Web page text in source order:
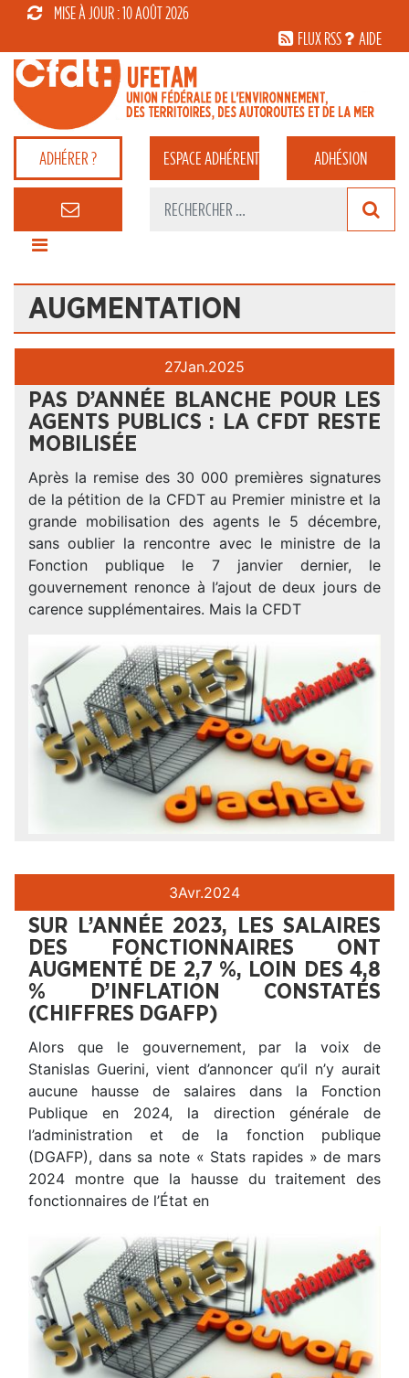
MISE À JOUR : 10 AOÛT 2026
FLUX RSS
AIDE
ADHÉRER ? ESPACEADHÉRENT ADHÉSION
AUGMENTATION
27Jan.2025
PAS D’ANNÉE BLANCHE POUR LES
AGENTS PUBLICS : LA CFDT RESTE
MOBILISÉE
Après la remise des 30 000 premières signatures
de la pétition de la CFDT au Premier ministre et la
grande mobilisation des agents le 5 décembre,
sans oublier la rencontre avec le ministre de la
Fonction publique le 7 janvier dernier, le
gouvernement renonce à l’ajout de deux jours de
carence supplémentaires. Mais la CFDT
3Avr.2024
SUR L’ANNÉE 2023, LES SALAIRES
DES FONCTIONNAIRES ONT
AUGMENTÉ DE 2,7 %, LOIN DES 4,8
% D’INFLATION CONSTATÉS
(CHIFFRES DGAFP)
Alors que le gouvernement, par la voix de
Stanislas Guerini, vient d’annoncer qu’il n’y aurait
aucune hausse de salaires dans la Fonction
Publique en 2024, la direction générale de
l’administration et de la fonction publique
(DGAFP), dans sa note « Stats rapides » de mars
2024 montre que la hausse du traitement des
fonctionnaires de l’État en